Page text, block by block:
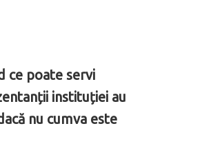
ce poate servi
instituției au
nu cumva este